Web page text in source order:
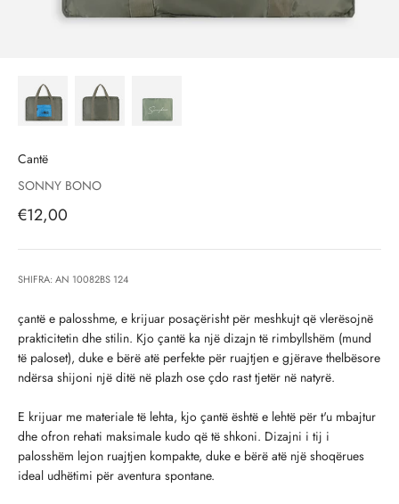
Cantë
SONNY BONO
Çmimi i shitjes, çmimi i shitjeve
€12,00
SHIFRA: AN 10082BS 124
çantë e palosshme, e krijuar posaçërisht për meshkujt që vlerësojnë
prakticitetin dhe stilin. Kjo çantë ka një dizajn të rimbyllshëm (mund
të paloset), duke e bërë atë perfekte për ruajtjen e gjërave thelbësore
ndërsa shijoni një ditë në plazh ose çdo rast tjetër në natyrë.
E krijuar me materiale të lehta, kjo çantë është e lehtë për t'u mbajtur
dhe ofron rehati maksimale kudo që të shkoni. Dizajni i tij i
palosshëm lejon ruajtjen kompakte, duke e bërë atë një shoqërues
ideal udhëtimi për aventura spontane.